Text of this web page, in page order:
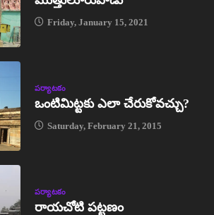
Friday, January 15, 2021
పర్యాటకం
ఒంటిమిట్టకు ఎలా చేరుకోవచ్చు?
Saturday, February 21, 2015
పర్యాటకం
రాయచోటి పట్టణం